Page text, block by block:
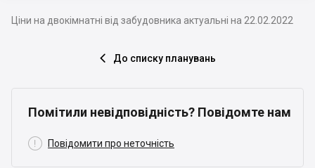
Ціни на двокімнатні від забудовника актуальні на 22.02.2022
 До списку планувань
Помітили невідповідність? Повідомте нам
 Повідомити про неточність